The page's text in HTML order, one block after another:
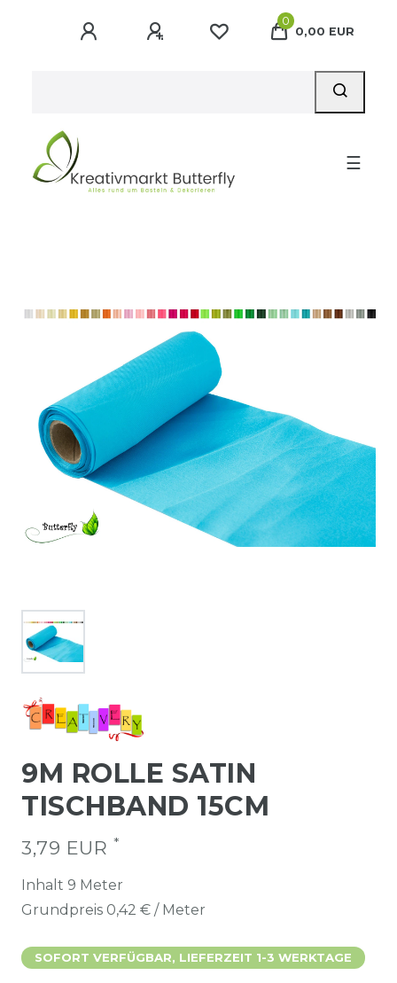
0
0,00 EUR
☰
9M ROLLE SATIN
TISCHBAND 15CM
3,79 EUR *
Inhalt 9 Meter
Grundpreis 0,42 € / Meter
SOFORT VERFÜGBAR, LIEFERZEIT 1-3 WERKTAGE